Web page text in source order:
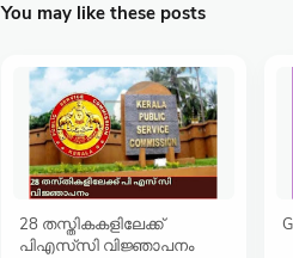
You may like these posts
28 തസ്തികകളിലേക്ക്
പിഎസ്‍‌സി വിജ്ഞാപനം